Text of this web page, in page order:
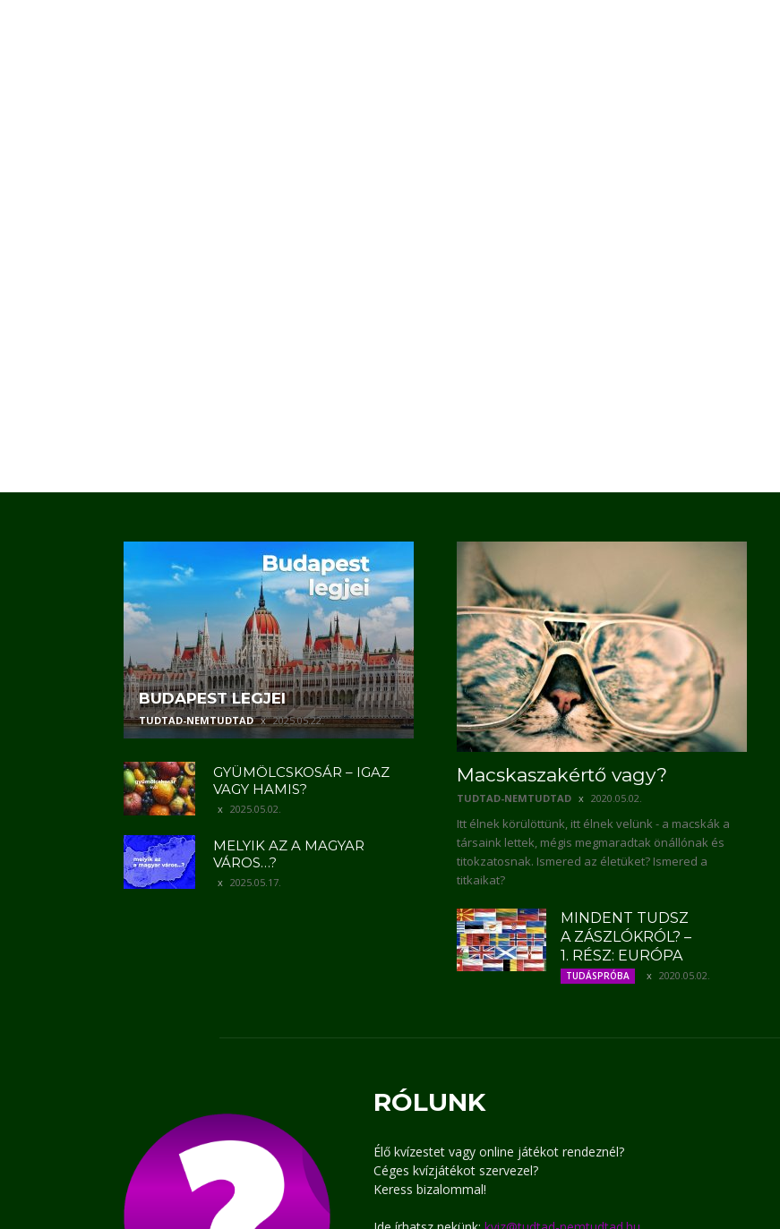
BUDAPEST LEGJEI
TUDTAD-NEMTUDTAD 2025.05.22.
GYÜMÖLCSKOSÁR – IGAZ
VAGY HAMIS?
2025.05.02.
MELYIK AZ A MAGYAR
VÁROS…?
2025.05.17.
Macskaszakértő vagy?
TUDTAD-NEMTUDTAD 2020.05.02.
Itt élnek körülöttünk, itt élnek velünk - a macskák a
társaink lettek, mégis megmaradtak önállónak és
titokzatosnak. Ismered az életüket? Ismered a
titkaikat?
MINDENT TUDSZ
A ZÁSZLÓKRÓL? –
1. RÉSZ: EURÓPA
TUDÁSPRÓBA 2020.05.02.
RÓLUNK
Élő kvízestet vagy online játékot rendeznél?
Céges kvízjátékot szervezel?
Keress bizalommal!